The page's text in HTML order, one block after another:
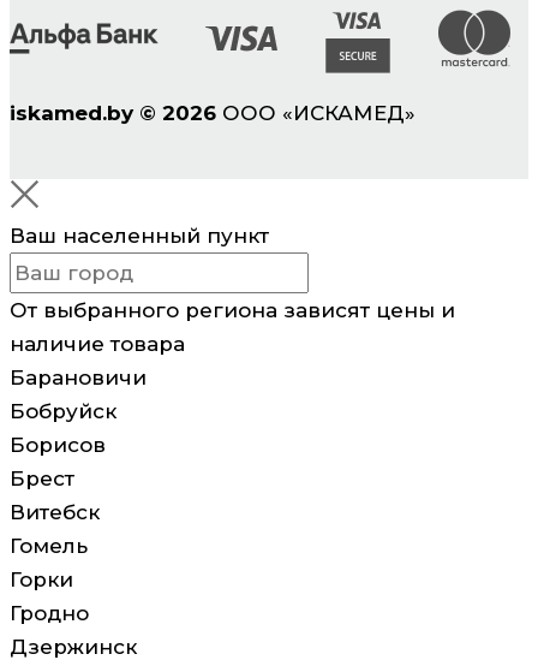
iskamed.by © 2026 ООО «ИСКАМЕД»
Ваш населенный пункт
От выбранного региона зависят цены и
наличие товара
Барановичи
Бобруйск
Борисов
Брест
Витебск
Гомель
Горки
Гродно
Дзержинск